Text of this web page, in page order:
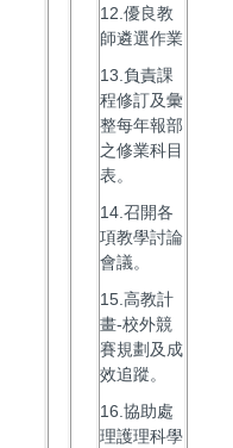
12.優良教
師遴選作業
13.負責課
程修訂及彙
整每年報部
之修業科目
表。
14.召開各
項教學討論
會議。
15.高教計
畫-校外競
賽規劃及成
效追蹤。
16.協助處
理護理科學